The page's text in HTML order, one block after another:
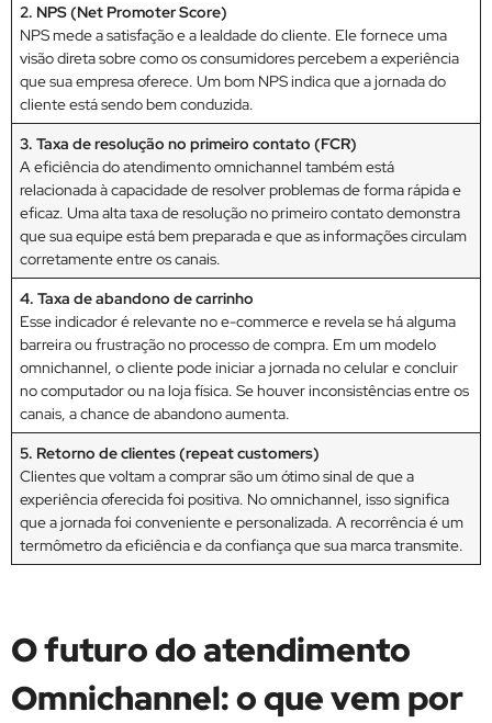
2. NPS (Net Promoter Score)
NPS mede a satisfação e a lealdade do cliente. Ele fornece uma
visão direta sobre como os consumidores percebem a experiência
que sua empresa oferece. Um bom NPS indica que a jornada do
cliente está sendo bem conduzida.
3. Taxa de resolução no primeiro contato (FCR)
A eficiência do atendimento omnichannel também está
relacionada à capacidade de resolver problemas de forma rápida e
eficaz. Uma alta taxa de resolução no primeiro contato demonstra
que sua equipe está bem preparada e que as informações circulam
corretamente entre os canais.
4. Taxa de abandono de carrinho
Esse indicador é relevante no e-commerce e revela se há alguma
barreira ou frustração no processo de compra. Em um modelo
omnichannel, o cliente pode iniciar a jornada no celular e concluir
no computador ou na loja física. Se houver inconsistências entre os
canais, a chance de abandono aumenta.
5. Retorno de clientes (repeat customers)
Clientes que voltam a comprar são um ótimo sinal de que a
experiência oferecida foi positiva. No omnichannel, isso significa
que a jornada foi conveniente e personalizada. A recorrência é um
termômetro da eficiência e da confiança que sua marca transmite.
O futuro do atendimento
Omnichannel: o que vem por